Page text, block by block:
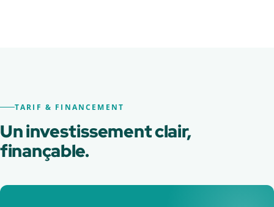
TARIF & FINANCEMENT
Un investissement clair,
finançable.